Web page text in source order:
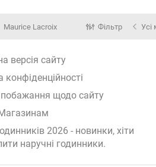
Maurice Lacroix Фільтр Усі
версія сайту
конфіденційності
щодо сайту
2026 - новинки, хіти
наручні годинники.